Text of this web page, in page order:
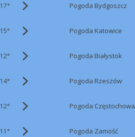
17° Pogoda Bydgoszcz
15° Pogoda Katowice
12° Pogoda Białystok
14° Pogoda Rzeszów
12° Pogoda Częstochowa
11° Pogoda Zamość